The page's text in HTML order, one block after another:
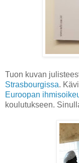
Tuon kuvan
Strasbourgissa.
Euroopan
koulutukseen.